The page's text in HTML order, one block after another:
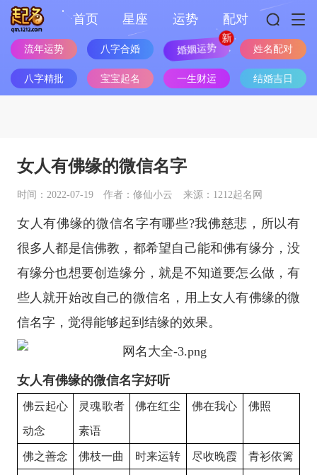
首页 星座 运势 配对
流年运势 八字合婚 婚姻运势 姓名配对
八字精批 宝宝起名 一生财运 结婚吉日
女人有佛缘的微信名字
时间：2022-07-19 作者：修仙小云 来源：1212起名网
女人有佛缘的微信名字有哪些?我佛慈悲，所以有
很多人都是信佛教，都希望自己能和佛有缘分，没
有缘分也想要创造缘分，就是不知道要怎么做，有
些人就开始改自己的微信名，用上女人有佛缘的微
信名字，觉得能够起到结缘的效果。
女人有佛缘的微信名字好听
佛云起心
动念
灵魂歌者
素语
佛在红尘 佛在我心 佛照
佛之善念 佛枝一曲 时来运转 尽收晚霞 青衫依篱